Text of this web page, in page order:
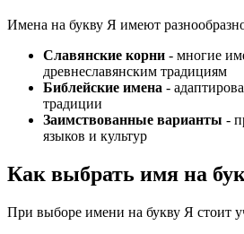
Имена на букву Я имеют
Славянские корни - многие
древнеславянским традициям
Библейские имена -
традиции
Заимствованные варианты -
языков и культур
Как выбрать имя на
При выборе имени на букву Я стоит